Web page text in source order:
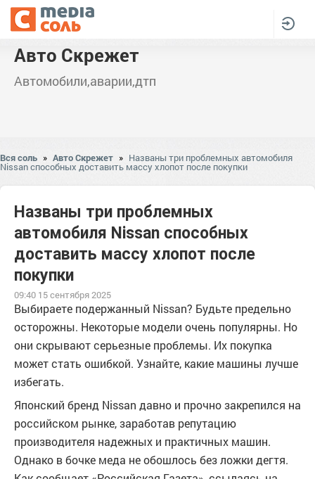
Авто Скрежет
Автомобили,аварии,дтп
Вся соль » Авто Скрежет » Названы три проблемных автомобиля
Nissan способных доставить массу хлопот после покупки
Названы три проблемных
автомобиля Nissan способных
доставить массу хлопот после
покупки
09:40 15 сентября 2025
Выбираете подержанный Nissan? Будьте предельно
осторожны. Некоторые модели очень популярны. Но
они скрывают серьезные проблемы. Их покупка
может стать ошибкой. Узнайте, какие машины лучше
избегать.
Японский бренд Nissan давно и прочно закрепился на
российском рынке, заработав репутацию
производителя надежных и практичных машин.
Однако в бочке меда не обошлось без ложки дегтя.